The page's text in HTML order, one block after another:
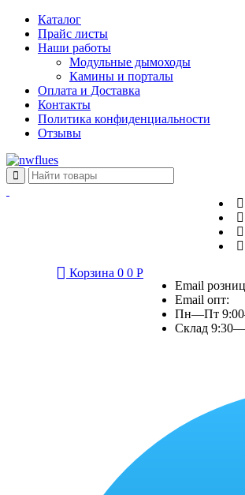
Каталог
Прайс листы
Наши работы
Модульные дымоходы
Камины и порталы
Оплата и Доставка
Контакты
Политика конфиденциальности
Отзывы
Email
Email
Пн—Пт
Склад
Корзина 0 0 Р